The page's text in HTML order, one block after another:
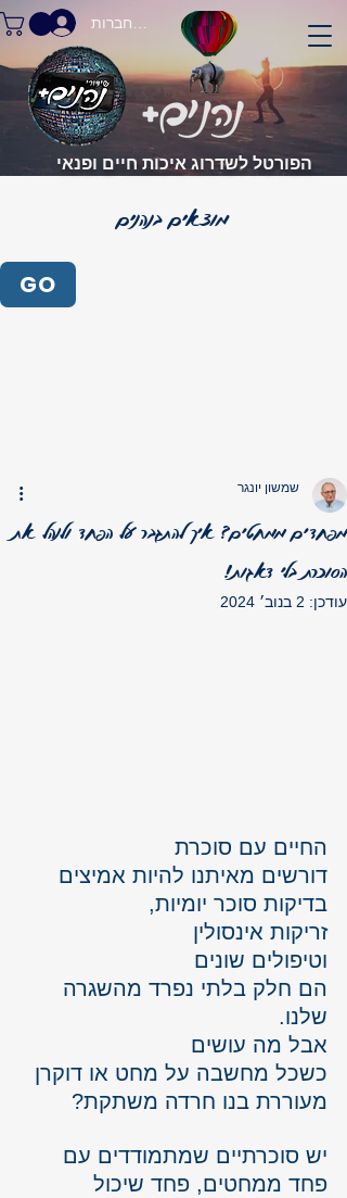
הפורטל לשדרוג איכות חיים ופנאי
התחברות
GO
מפחדים ממחטים? איך להתגבר על הפחד ולנהל את
הסוכרת בלי דאגות!
שמשון יונגר
עודכן: 2 בנוב׳ 2024
החיים עם סוכרת
דורשים מאיתנו להיות אמיצים
בדיקות סוכר יומיות,
זריקות אינסולין
וטיפולים שונים
הם חלק בלתי נפרד מהשגרה
שלנו.
אבל מה עושים
כשכל מחשבה על מחט או דוקרן
מעוררת בנו חרדה משתקת?
יש סוכרתיים שמתמודדים עם
פחד ממחטים, פחד שיכול